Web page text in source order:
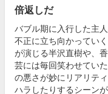
倍返しだ
バブル期に入行した主
不正に立ち向かってい
が演じる半沢直樹や、
芸には毎回笑わせてい
の悪さが妙にリアリテ
ハラしたりするシーン